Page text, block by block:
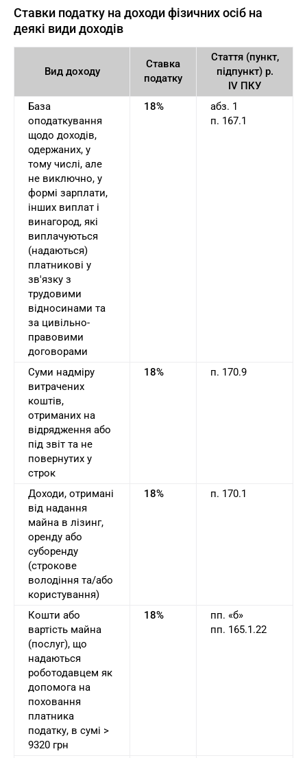
Ставки податку на доходи фізичних осіб на
деякі види доходів
Вид доходу
Ставка
податку
Стаття (пункт,
підпункт) р.
IV ПКУ
База
оподаткування
щодо доходів,
одержаних, у
тому числі, але
не виключно, у
формі зарплати,
інших виплат і
винагород, які
виплачуються
(надаються)
платникові у
зв'язку з
трудовими
відносинами та
за цивільно-
правовими
договорами
18%
абз. 1
п. 167.1
Суми надміру
витрачених
коштів,
отриманих на
відрядження або
під звіт та не
повернутих у
строк
18% п. 170.9
Доходи, отримані
від надання
майна в лізинг,
оренду або
суборенду
(строкове
володіння та/або
користування)
18% п. 170.1
Кошти або
вартість майна
(послуг), що
надаються
роботодавцем як
допомога на
поховання
платника
податку, в сумі >
9320 грн
18%
пп. «б»
пп. 165.1.22